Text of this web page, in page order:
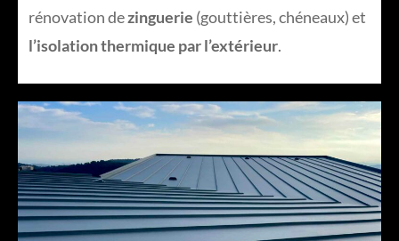
rénovation dezinguerie (gouttières, chéneaux) et
l’isolation thermique par l’extérieur.